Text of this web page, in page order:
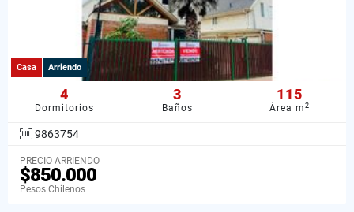
Casa Arriendo
4
Dormitorios
3
Baños
115
Área m2
9863754
PRECIO ARRIENDO
$850.000
Pesos Chilenos